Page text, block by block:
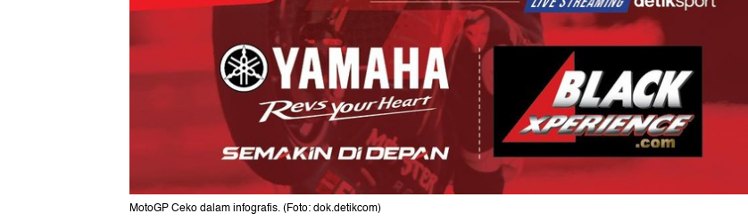
MotoGP Ceko dalam infografis. (Foto: dok.detikcom)